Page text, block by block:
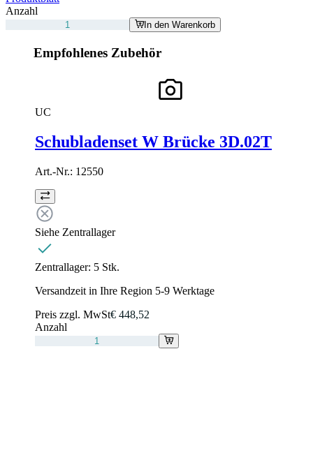
Anzahl
In den Warenkorb
Empfohlenes Zubehör
UC
Schubladenset W Brücke 3D.02T
Art.-Nr.: 12550
Siehe Zentrallager
Zentrallager: 5 Stk.
Versandzeit in Ihre Region 5-9 Werktage
Preis zzgl. MwSt€ 448,52
Anzahl